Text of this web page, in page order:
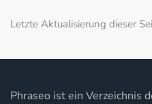
Letzte Aktualisierung dieser
Phraseo ist ein Verzeichnis